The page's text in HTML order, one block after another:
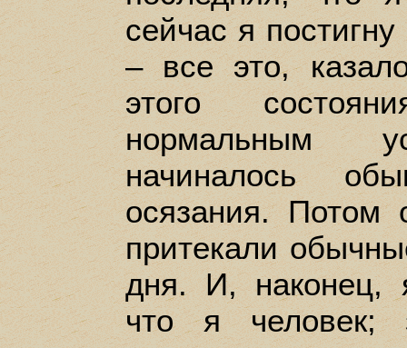
сейчас я
– все это,
этого
нормальным
начиналось
осязания. Потом
притекали
дня. И, наконец,
что я человек;